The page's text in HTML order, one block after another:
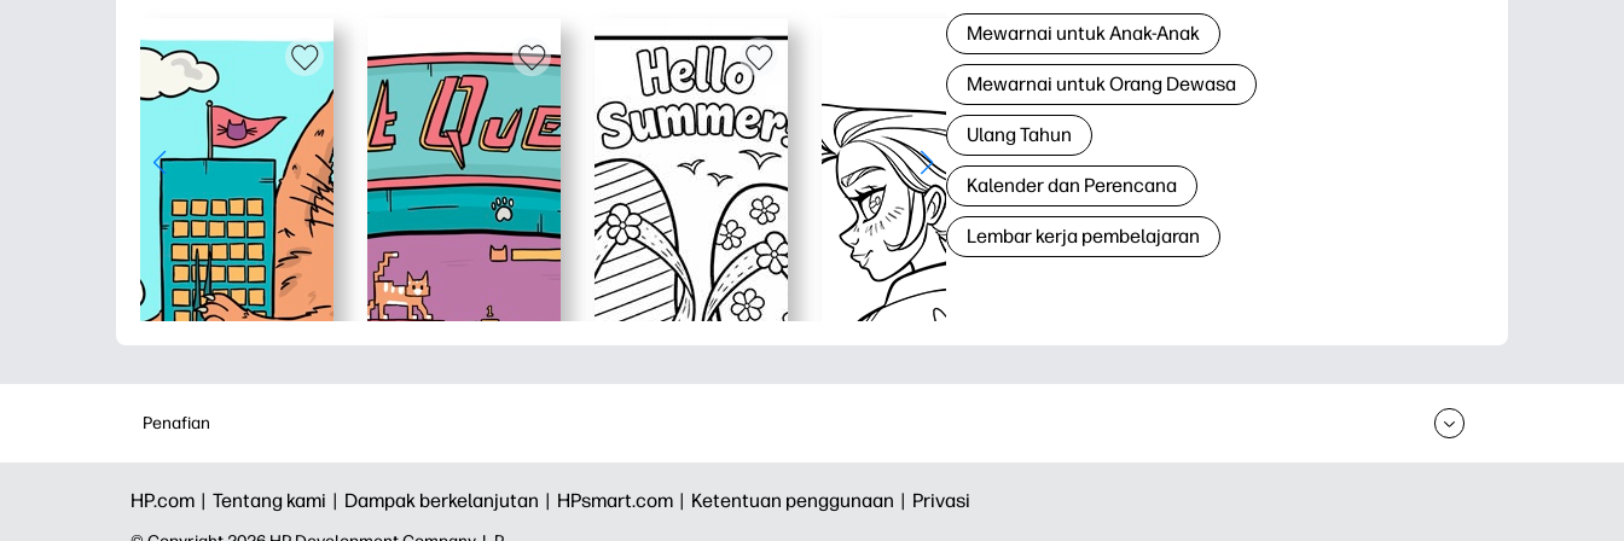
Mewarnai untuk Anak-Anak
Mewarnai untuk Orang Dewasa
Ulang Tahun
Kalender dan Perencana
Lembar kerja pembelajaran
Penafian
HP.com | Tentang kami | Dampak berkelanjutan | HPsmart.com | Ketentuan penggunaan | Privasi